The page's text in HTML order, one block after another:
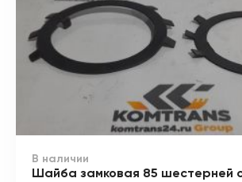
В наличии
Шайба замковая 85 шестерней